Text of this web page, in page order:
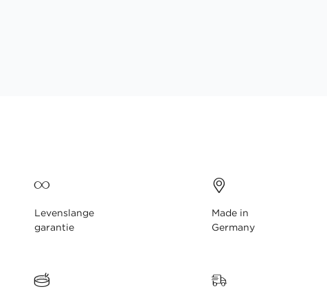
Levenslange
garantie
Made in
Germany